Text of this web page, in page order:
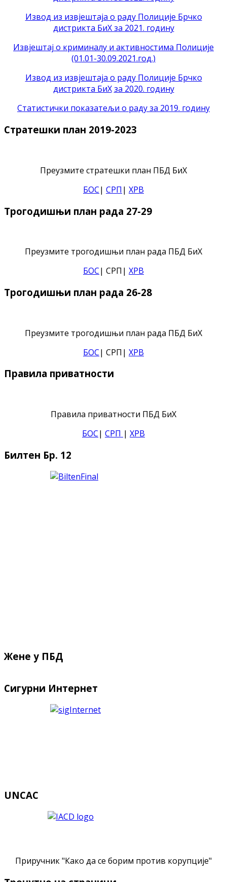
Извод из извјештаја о раду Полиције Брчко
дистрикта БиХ за 2021. годину
Извјештај о криминалу и активностима Полиције
(01.01-30.09.2021.год.)
Извод из извјештаја о раду Полиције Брчко
дистрикта БиХ за 2020. годину
Статистички показатељи о раду за 2019. годину
Стратешки план 2019-2023
Преузмите стратешки план ПБД БиХ
БОС| СРП | ХРВ
Трогодишњи план рада 27-29
Преузмите трогодишњи план рада ПБД БиХ
БОС| СРП| ХРВ
Трогодишњи план рада 26-28
Преузмите трогодишњи план рада ПБД БиХ
БОС| СРП| ХРВ
Правила приватности
Правила приватности ПБД БиХ
БОС| СРП | ХРВ
Билтен Бр. 12
Жене у ПБД
Сигурни Интернет
UNCAC
Приручник "Како да се борим против корупције"